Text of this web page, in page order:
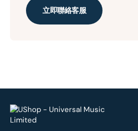
立即聯絡客服